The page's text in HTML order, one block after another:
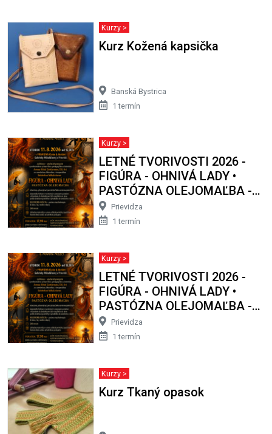
Kurzy >
Kurz Kožená kapsička
Banská Bystrica
1 termín
Kurzy >
LETNÉ TVORIVOSTI 2026 -
FIGÚRA - OHNIVÁ LADY •
PASTÓZNA OLEJOMAĽBA -
intenzívny, výtvarný kurz
Prievidza
1 termín
Kurzy >
LETNÉ TVORIVOSTI 2026 -
FIGÚRA - OHNIVÁ LADY •
PASTÓZNA OLEJOMAĽBA -
intenzívny, výtvarný kurz
Prievidza
1 termín
Kurzy >
Kurz Tkaný opasok